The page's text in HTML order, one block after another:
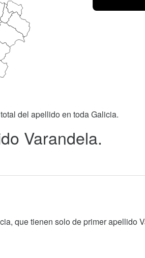
del apellido en toda Galicia.
Varandela.
que tienen solo de primer apellido